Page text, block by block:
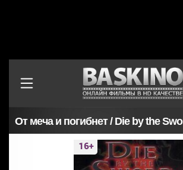
От меча и погибнет / Die by the